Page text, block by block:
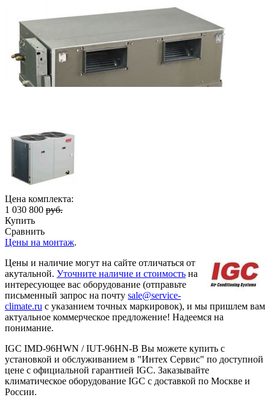
Цена комплекта:
1 030 800 руб.
Купить
Сравнить
Цены на монтаж.
Цены и наличие могут на сайте отличаться от
акутальной. Уточните наличие и стоимость на
интересующее вас оборудование (отправьте
письменный запрос на почту sale@service-
climate.ru с указанием точных маркировок), и мы пришлем вам
актуальное коммерческое предложение! Надеемся на
понимание.
IGC IMD-96HWN / IUT-96HN-B Вы можете купить с
установкой и обслуживанием в "Интех Сервис" по доступной
цене с официальной гарантией IGC. Заказывайте
климатическое оборудование IGC с доставкой по Москве и
России.